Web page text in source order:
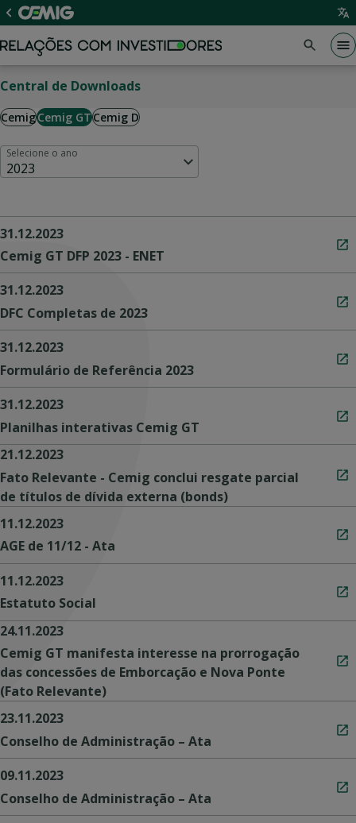
Central de Downloads
CemigCemig GTCemig D
Selecione o ano
2023
31.12.2023
Cemig GT DFP 2023 - ENET
31.12.2023
DFC Completas de 2023
31.12.2023
Formulário de Referência 2023
31.12.2023
Planilhas interativas Cemig GT
21.12.2023
Fato Relevante - Cemig conclui resgate parcial
de títulos de dívida externa (bonds)
11.12.2023
AGE de 11/12 - Ata
11.12.2023
Estatuto Social
24.11.2023
Cemig GT manifesta interesse na prorrogação
das concessões de Emborcação e Nova Ponte
(Fato Relevante)
23.11.2023
Conselho de Administração – Ata
09.11.2023
Conselho de Administração – Ata